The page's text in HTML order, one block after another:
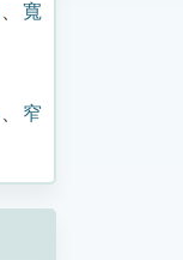
寬
窄